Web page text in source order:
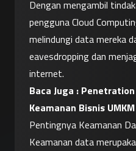
Dengan mengambil
pengguna Cloud
melindungi data mereka
eavesdropping dan
internet.
Baca Juga :
Keamanan Bisnis
Pentingnya Keamanan
Keamanan data